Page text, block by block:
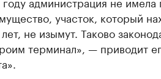
участок, который
не изымут. Таково
терминал», — приводит